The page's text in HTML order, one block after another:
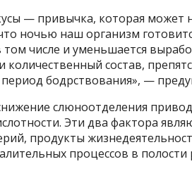
— привычка, которая может
ночью наш организм
том числе и уменьшается
количественный состав,
бодрствования», —
слюноотделения
Эти два фактора
продукты
процессов в полости